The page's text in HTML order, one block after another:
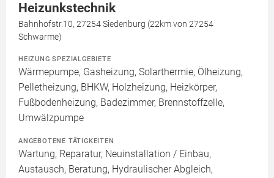
Heizunkstechnik
Bahnhofstr.10, 27254 Siedenburg (22km von 27254
Schwarme)
HEIZUNG SPEZIALGEBIETE
Wärmepumpe, Gasheizung, Solarthermie, Ölheizung,
Pelletheizung, BHKW, Holzheizung, Heizkörper,
Fußbodenheizung, Badezimmer, Brennstoffzelle,
Umwälzpumpe
ANGEBOTENE TÄTIGKEITEN
Wartung, Reparatur, Neuinstallation / Einbau,
Austausch, Beratung, Hydraulischer Abgleich,